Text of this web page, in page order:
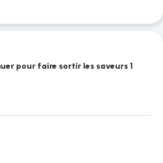
pour faire sortir les saveurs 1